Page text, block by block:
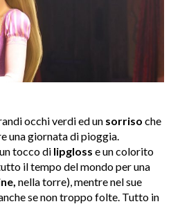
occhi verdi ed un sorriso che
una giornata di pioggia.
tocco di lipgloss e un colorito
il tempo del mondo per una
nella torre), mentre nel sue
se non troppo folte. Tutto in